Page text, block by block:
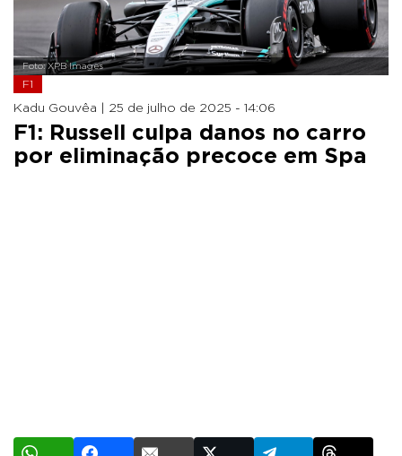
Foto: XPB Images
F1
Kadu Gouvêa | 25 de julho de 2025 - 14:06
F1: Russell culpa danos no carro
por eliminação precoce em Spa